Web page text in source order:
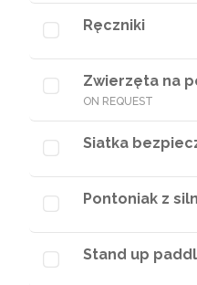
Ręczniki
Zwierzęta na
ON REQUEST
Siatka
Pontoniak z
Stand up